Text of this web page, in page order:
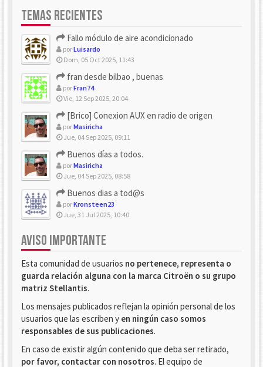
TEMAS RECIENTES
Fallo módulo de aire acondicionado
porLuisardo
Dom, 05 Oct 2025, 11:43
fran desde bilbao , buenas
porFran74
Vie, 12 Sep 2025, 20:04
[Brico] Conexion AUX en radio de origen
porMasiricha
Jue, 04 Sep 2025, 09:11
Buenos días a todos.
porMasiricha
Jue, 04 Sep 2025, 08:58
Buenos dias a tod@s
porKronsteen23
Jue, 31 Jul 2025, 10:40
AVISO IMPORTANTE
Esta comunidad de usuarios no pertenece, representa o
guarda relación alguna con la marca Citroën o su grupo
matriz Stellantis.
Los mensajes publicados reflejan la opinión personal de los
usuarios que las escriben y en ningún caso somos
responsables de sus publicaciones.
En caso de existir algún contenido que deba ser retirado,
por favor, contactar con nosotros. El equipo de